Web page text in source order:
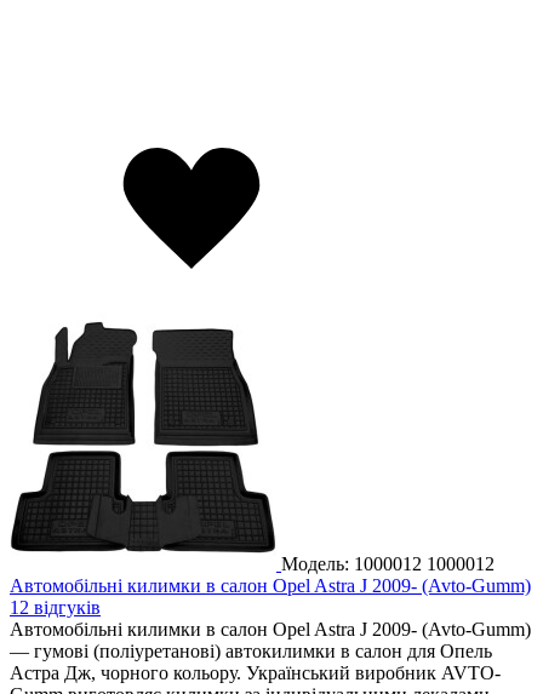
Модель: 1000012 1000012
Автомобільні килимки в салон Opel Astra J 2009- (Avto-Gumm)
12 відгуків
Автомобільні килимки в салон Opel Astra J 2009- (Avto-Gumm)
— гумові (поліуретанові) автокилимки в салон для Опель
Астра Дж, чорного кольору. Український виробник AVTO-